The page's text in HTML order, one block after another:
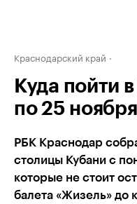
Краснодарский край
Куда пойти
по 25 ноября
РБК Краснодар
столицы Кубани с
которые не стоит
балета «Жизель» до